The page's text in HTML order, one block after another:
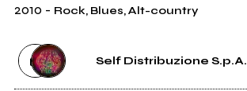
2010- Rock, Blues, Alt-country
Self Distribuzione S.p.A.